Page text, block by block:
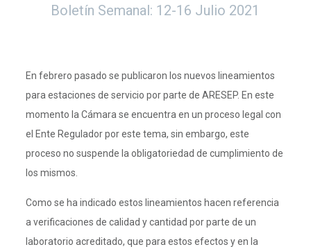
Boletín Semanal: 12-16 Julio 2021
En febrero pasado se publicaron los nuevos lineamientos
para estaciones de servicio por parte de ARESEP. En este
momento la Cámara se encuentra en un proceso legal con
el Ente Regulador por este tema, sin embargo, este
proceso no suspende la obligatoriedad de cumplimiento de
los mismos.
Como se ha indicado estos lineamientos hacen referencia
a verificaciones de calidad y cantidad por parte de un
laboratorio acreditado, que para estos efectos y en la